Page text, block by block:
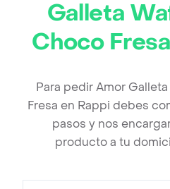
Galleta
Choco Fresa
Para pedir Amor
Fresa en Rappi debes
pasos y nos
producto a tu